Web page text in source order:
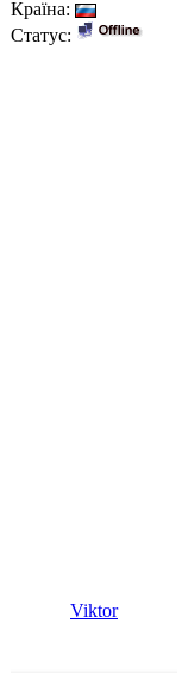
Країна:
Статус:
Viktor